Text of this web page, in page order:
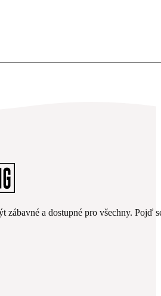
zábavné a dostupné pro všechny. Pojď